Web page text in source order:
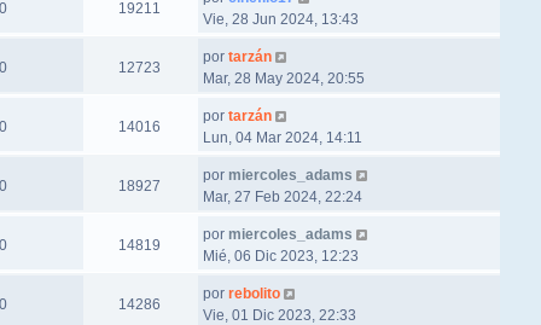
0 19211
Vie, 28 Jun 2024, 13:43
0 12723
por tarzán
Mar, 28 May 2024, 20:55
0 14016
por tarzán
Lun, 04 Mar 2024, 14:11
0 18927
por miercoles_adams
Mar, 27 Feb 2024, 22:24
0 14819
por miercoles_adams
Mié, 06 Dic 2023, 12:23
0 14286
por rebolito
Vie, 01 Dic 2023, 22:33